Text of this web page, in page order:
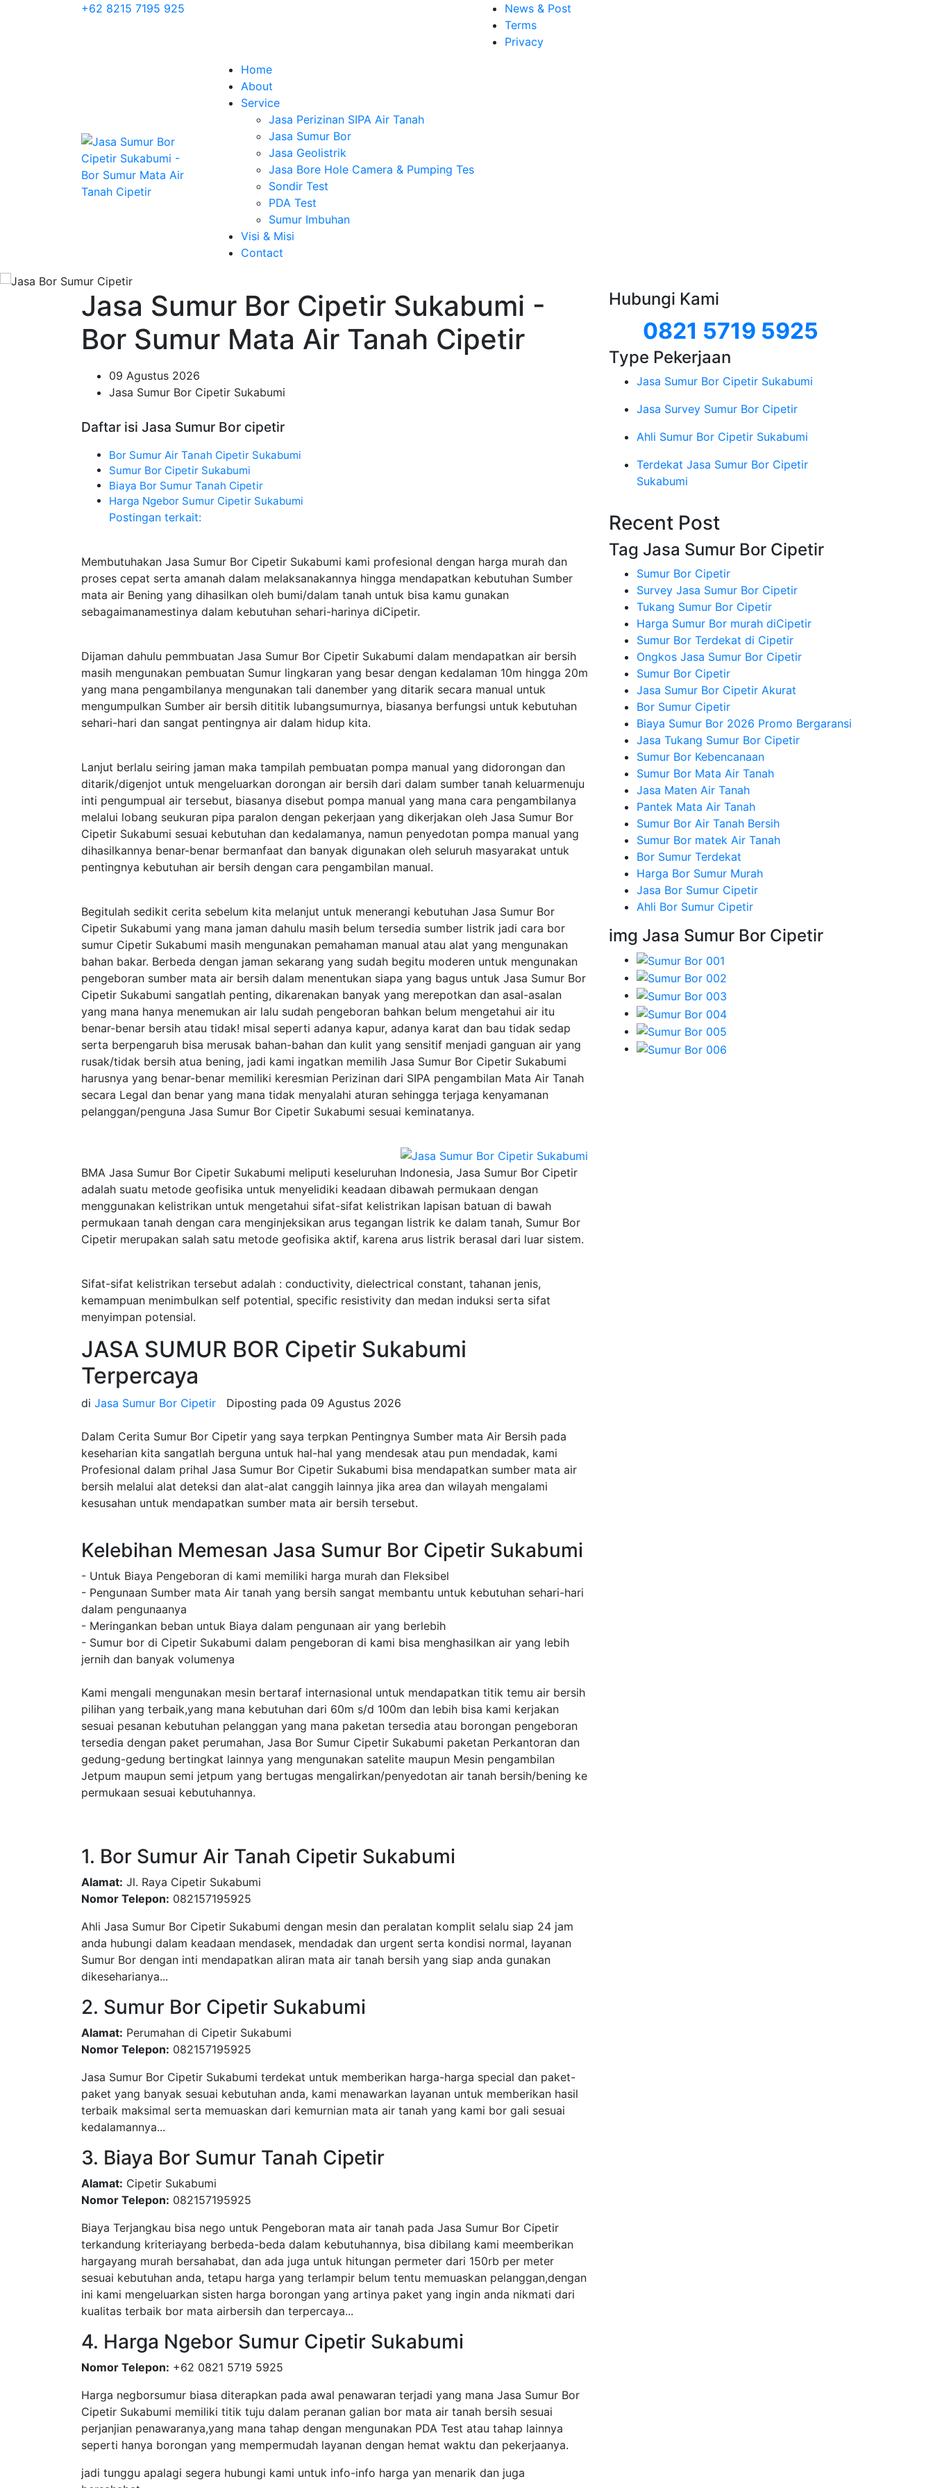
+62 8215 7195 925
News & Post
Terms
Privacy
Home
About
Service
Jasa Perizinan SIPA Air Tanah
Jasa Sumur Bor
Jasa Geolistrik
Jasa Bore Hole Camera & Pumping Tes
Sondir Test
PDA Test
Sumur Imbuhan
Visi & Misi
Contact
Jasa Sumur Bor Cipetir Sukabumi -
Bor Sumur Mata Air Tanah Cipetir
09 Agustus 2026
Jasa Sumur Bor Cipetir Sukabumi
Daftar isi Jasa Sumur Bor cipetir
Bor Sumur Air Tanah Cipetir Sukabumi
Sumur Bor Cipetir Sukabumi
Biaya Bor Sumur Tanah Cipetir
Harga Ngebor Sumur Cipetir Sukabumi
Postingan terkait:
Membutuhakan Jasa Sumur Bor Cipetir Sukabumi kami profesional dengan harga murah dan
proses cepat serta amanah dalam melaksanakannya hingga mendapatkan kebutuhan Sumber
mata air Bening yang dihasilkan oleh bumi/dalam tanah untuk bisa kamu gunakan
sebagaimanamestinya dalam kebutuhan sehari-harinya diCipetir.
Dijaman dahulu pemmbuatan Jasa Sumur Bor Cipetir Sukabumi dalam mendapatkan air bersih
masih mengunakan pembuatan Sumur lingkaran yang besar dengan kedalaman 10m hingga 20m
yang mana pengambilanya mengunakan tali danember yang ditarik secara manual untuk
mengumpulkan Sumber air bersih dititik lubangsumurnya, biasanya berfungsi untuk kebutuhan
sehari-hari dan sangat pentingnya air dalam hidup kita.
Lanjut berlalu seiring jaman maka tampilah pembuatan pompa manual yang didorongan dan
ditarik/digenjot untuk mengeluarkan dorongan air bersih dari dalam sumber tanah keluarmenuju
inti pengumpual air tersebut, biasanya disebut pompa manual yang mana cara pengambilanya
melalui lobang seukuran pipa paralon dengan pekerjaan yang dikerjakan oleh Jasa Sumur Bor
Cipetir Sukabumi sesuai kebutuhan dan kedalamanya, namun penyedotan pompa manual yang
dihasilkannya benar-benar bermanfaat dan banyak digunakan oleh seluruh masyarakat untuk
pentingnya kebutuhan air bersih dengan cara pengambilan manual.
Begitulah sedikit cerita sebelum kita melanjut untuk menerangi kebutuhan Jasa Sumur Bor
Cipetir Sukabumi yang mana jaman dahulu masih belum tersedia sumber listrik jadi cara bor
sumur Cipetir Sukabumi masih mengunakan pemahaman manual atau alat yang mengunakan
bahan bakar. Berbeda dengan jaman sekarang yang sudah begitu moderen untuk mengunakan
pengeboran sumber mata air bersih dalam menentukan siapa yang bagus untuk Jasa Sumur Bor
Cipetir Sukabumi sangatlah penting, dikarenakan banyak yang merepotkan dan asal-asalan
yang mana hanya menemukan air lalu sudah pengeboran bahkan belum mengetahui air itu
benar-benar bersih atau tidak! misal seperti adanya kapur, adanya karat dan bau tidak sedap
serta berpengaruh bisa merusak bahan-bahan dan kulit yang sensitif menjadi ganguan air yang
rusak/tidak bersih atua bening, jadi kami ingatkan memilih Jasa Sumur Bor Cipetir Sukabumi
harusnya yang benar-benar memiliki keresmian Perizinan dari SIPA pengambilan Mata Air Tanah
secara Legal dan benar yang mana tidak menyalahi aturan sehingga terjaga kenyamanan
pelanggan/penguna Jasa Sumur Bor Cipetir Sukabumi sesuai keminatanya.
BMA Jasa Sumur Bor Cipetir Sukabumi meliputi keseluruhan Indonesia, Jasa Sumur Bor Cipetir
adalah suatu metode geofisika untuk menyelidiki keadaan dibawah permukaan dengan
menggunakan kelistrikan untuk mengetahui sifat-sifat kelistrikan lapisan batuan di bawah
permukaan tanah dengan cara menginjeksikan arus tegangan listrik ke dalam tanah, Sumur Bor
Cipetir merupakan salah satu metode geofisika aktif, karena arus listrik berasal dari luar sistem.
Sifat-sifat kelistrikan tersebut adalah : conductivity, dielectrical constant, tahanan jenis,
kemampuan menimbulkan self potential, specific resistivity dan medan induksi serta sifat
menyimpan potensial.
JASA SUMUR BOR Cipetir Sukabumi
Terpercaya
di Jasa Sumur Bor Cipetir Diposting pada 09 Agustus 2026
Dalam Cerita Sumur Bor Cipetir yang saya terpkan Pentingnya Sumber mata Air Bersih pada
keseharian kita sangatlah berguna untuk hal-hal yang mendesak atau pun mendadak, kami
Profesional dalam prihal Jasa Sumur Bor Cipetir Sukabumi bisa mendapatkan sumber mata air
bersih melalui alat deteksi dan alat-alat canggih lainnya jika area dan wilayah mengalami
kesusahan untuk mendapatkan sumber mata air bersih tersebut.
Kelebihan Memesan Jasa Sumur Bor Cipetir Sukabumi
- Untuk Biaya Pengeboran di kami memiliki harga murah dan Fleksibel
- Pengunaan Sumber mata Air tanah yang bersih sangat membantu untuk kebutuhan sehari-hari
dalam pengunaanya
- Meringankan beban untuk Biaya dalam pengunaan air yang berlebih
- Sumur bor di Cipetir Sukabumi dalam pengeboran di kami bisa menghasilkan air yang lebih
jernih dan banyak volumenya
Kami mengali mengunakan mesin bertaraf internasional untuk mendapatkan titik temu air bersih
pilihan yang terbaik,yang mana kebutuhan dari 60m s/d 100m dan lebih bisa kami kerjakan
sesuai pesanan kebutuhan pelanggan yang mana paketan tersedia atau borongan pengeboran
tersedia dengan paket perumahan, Jasa Bor Sumur Cipetir Sukabumi paketan Perkantoran dan
gedung-gedung bertingkat lainnya yang mengunakan satelite maupun Mesin pengambilan
Jetpum maupun semi jetpum yang bertugas mengalirkan/penyedotan air tanah bersih/bening ke
permukaan sesuai kebutuhannya.
1. Bor Sumur Air Tanah Cipetir Sukabumi
Alamat: Jl. Raya Cipetir Sukabumi
Nomor Telepon: 082157195925
Ahli Jasa Sumur Bor Cipetir Sukabumi dengan mesin dan peralatan komplit selalu siap 24 jam
anda hubungi dalam keadaan mendasek, mendadak dan urgent serta kondisi normal, layanan
Sumur Bor dengan inti mendapatkan aliran mata air tanah bersih yang siap anda gunakan
dikeseharianya...
2. Sumur Bor Cipetir Sukabumi
Alamat: Perumahan di Cipetir Sukabumi
Nomor Telepon: 082157195925
Jasa Sumur Bor Cipetir Sukabumi terdekat untuk memberikan harga-harga special dan paket-
paket yang banyak sesuai kebutuhan anda, kami menawarkan layanan untuk memberikan hasil
terbaik maksimal serta memuaskan dari kemurnian mata air tanah yang kami bor gali sesuai
kedalamannya...
3. Biaya Bor Sumur Tanah Cipetir
Alamat: Cipetir Sukabumi
Nomor Telepon: 082157195925
Biaya Terjangkau bisa nego untuk Pengeboran mata air tanah pada Jasa Sumur Bor Cipetir
terkandung kriteriayang berbeda-beda dalam kebutuhannya, bisa dibilang kami meemberikan
hargayang murah bersahabat, dan ada juga untuk hitungan permeter dari 150rb per meter
sesuai kebutuhan anda, tetapu harga yang terlampir belum tentu memuaskan pelanggan,dengan
ini kami mengeluarkan sisten harga borongan yang artinya paket yang ingin anda nikmati dari
kualitas terbaik bor mata airbersih dan terpercaya...
4. Harga Ngebor Sumur Cipetir Sukabumi
Nomor Telepon: +62 0821 5719 5925
Harga negborsumur biasa diterapkan pada awal penawaran terjadi yang mana Jasa Sumur Bor
Cipetir Sukabumi memiliki titik tuju dalam peranan galian bor mata air tanah bersih sesuai
perjanjian penawaranya,yang mana tahap dengan mengunakan PDA Test atau tahap lainnya
seperti hanya borongan yang mempermudah layanan dengan hemat waktu dan pekerjaanya.
jadi tunggu apalagi segera hubungi kami untuk info-info harga yan menarik dan juga
Hubungi Kami
0821 5719 5925
Type Pekerjaan
Jasa Sumur Bor Cipetir Sukabumi
Jasa Survey Sumur Bor Cipetir
Ahli Sumur Bor Cipetir Sukabumi
Terdekat Jasa Sumur Bor Cipetir
Sukabumi
Recent Post
Tag Jasa Sumur Bor Cipetir
Sumur Bor Cipetir
Survey Jasa Sumur Bor Cipetir
Tukang Sumur Bor Cipetir
Harga Sumur Bor murah diCipetir
Sumur Bor Terdekat di Cipetir
Ongkos Jasa Sumur Bor Cipetir
Sumur Bor Cipetir
Jasa Sumur Bor Cipetir Akurat
Bor Sumur Cipetir
Biaya Sumur Bor 2026 Promo Bergaransi
Jasa Tukang Sumur Bor Cipetir
Sumur Bor Kebencanaan
Sumur Bor Mata Air Tanah
Jasa Maten Air Tanah
Pantek Mata Air Tanah
Sumur Bor Air Tanah Bersih
Sumur Bor matek Air Tanah
Bor Sumur Terdekat
Harga Bor Sumur Murah
Jasa Bor Sumur Cipetir
Ahli Bor Sumur Cipetir
img Jasa Sumur Bor Cipetir